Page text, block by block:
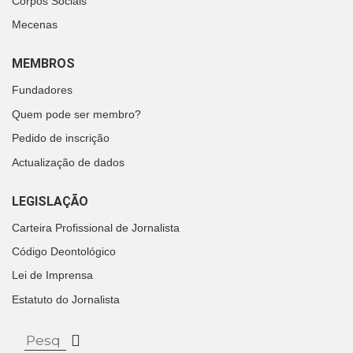
Mecenas
MEMBROS
Fundadores
Quem pode ser membro?
Pedido de inscrição
Actualização de dados
LEGISLAÇÃO
Carteira Profissional de Jornalista
Código Deontológico
Lei de Imprensa
Estatuto do Jornalista